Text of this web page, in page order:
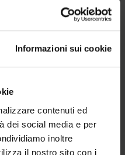
Informazioni sui cookie
contenuti ed
dei social media e per
inoltre
il nostro sito con i
(da parte di
prezzo netto 135,00